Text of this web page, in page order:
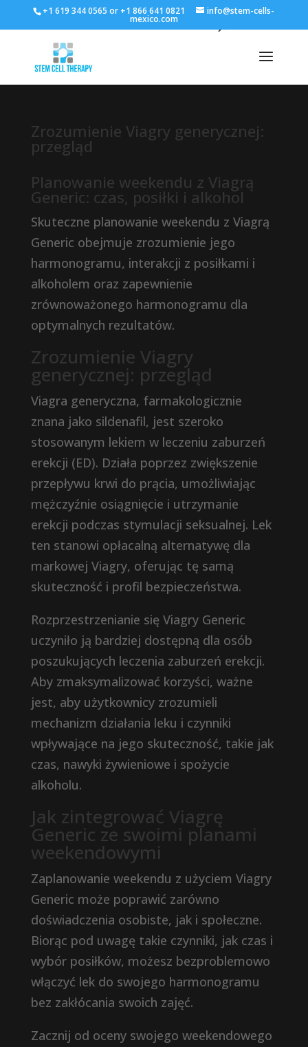
+1 619 344 0565 or +1 866 641 0821 info@stem-cells-
mexico.com
Zrozumienie Viagry generycznej:
przegląd
Planowanie weekendu z Viagrą
Generic: czas, posiłki i alkohol
Skuteczne planowanie weekendu z Viagrą
Generic obejmuje zrozumienie jego
harmonogramu, interakcji z posiłkami i
alkoholem oraz zapewnienie
zrównoważonego harmonogramu dla
optymalnych rezultatów.
Zrozumienie Viagry
generycznej: przegląd
Viagra generyczna, farmakologicznie
znana jako sildenafil, jest szeroko
stosowanym lekiem w leczeniu zaburzeń
erekcji (ED). Działa poprzez zwiększenie
przepływu krwi do prącia, umożliwiając
mężczyźnie osiągnięcie i utrzymanie
erekcji podczas stymulacji seksualnej. Lek
ten stanowi opłacalną alternatywę dla
markowej Viagry, oferując tę ​​samą
skuteczność i profil bezpieczeństwa.
Rozprzestrzenianie się Viagry Generic
uczyniło ją bardziej dostępną dla osób
poszukujących leczenia zaburzeń erekcji.
Aby zmaksymalizować korzyści, ważne
jest, aby użytkownicy zrozumieli
mechanizm działania leku i czynniki
wpływające na jego skuteczność, takie jak
czas, nawyki żywieniowe i spożycie
alkoholu.
Jak zintegrować Viagrę
Generic ze swoimi planami
weekendowymi
Zaplanowanie weekendu z użyciem Viagry
Generic może poprawić zarówno
doświadczenia osobiste, jak i społeczne.
Biorąc pod uwagę takie czynniki, jak czas i
wybór posiłków, możesz bezproblemowo
włączyć lek do swojego harmonogramu
bez zakłócania swoich zajęć.
Zacznij od oceny swojego weekendowego